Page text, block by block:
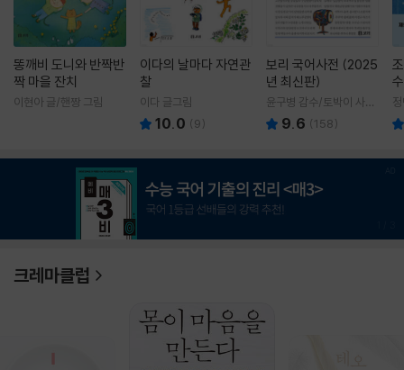
똥깨비 도니와 반짝반
짝 마을 잔치
이현아 글/핸짱 그림
이다의 날마다 자연관
찰
이다 글그림
10.0 (9)
보리 국어사전 (2025
년 최신판)
윤구병 감수/토박이 사전
편찬실 편
9.6 (158)
크레마클럽